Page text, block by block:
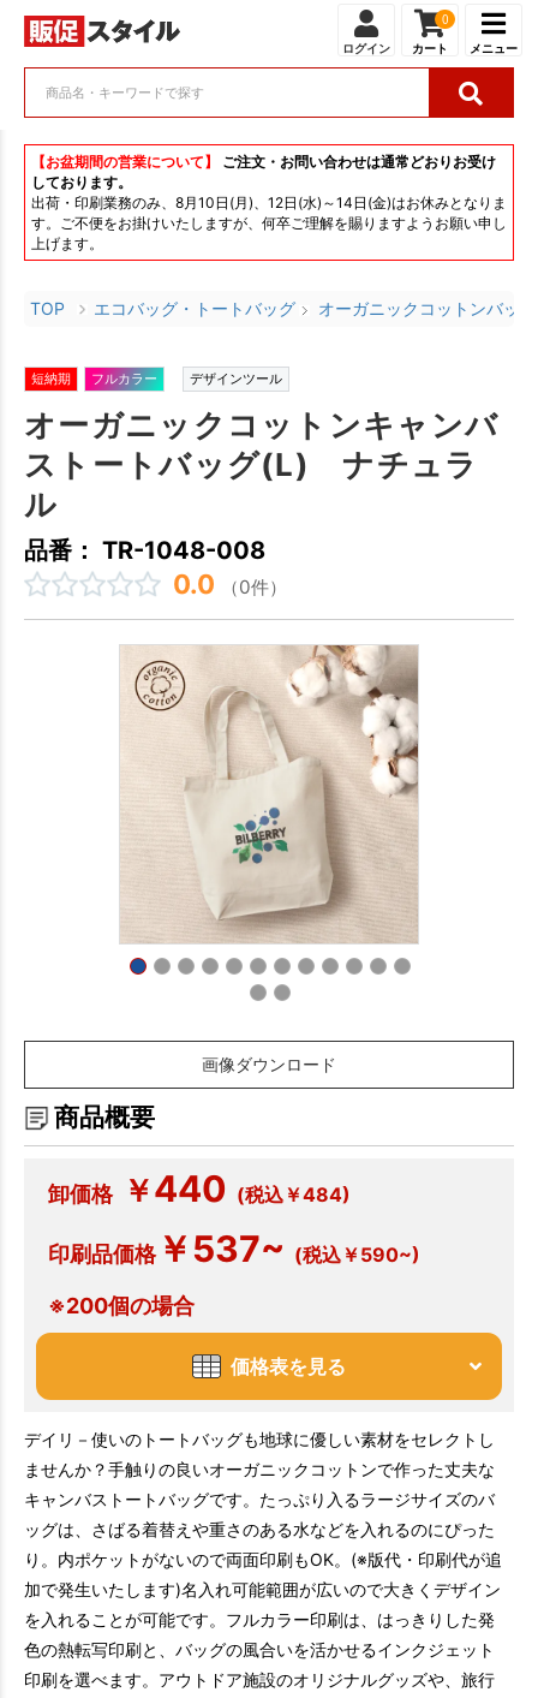
ログイン
0
カート メニュー
【お盆期間の営業について】
ご注文・お問い合わせは通常どおりお受け
しております。
出荷・印刷業務のみ、8月10日(月)、12日(水)～14日(金)はお休みとなりま
す。ご不便をお掛けいたしますが、何卒ご理解を賜りますようお願い申し
上げます。
TOP エコバッグ・トートバッグ オーガニックコットンバッグ
短納期 フルカラー デザインツール
オーガニックコットンキャンバ
ストートバッグ(L) ナチュラ
ル
品番： TR-1048-008
0.0 （0件）
画像ダウンロード
商品概要
卸価格 ￥440 (税込￥484)
印刷品価格￥537~ (税込￥590~)
※200個の場合
価格表を見る
デイリ－使いのトートバッグも地球に優しい素材をセレクトし
ませんか？手触りの良いオーガニックコットンで作った丈夫な
キャンバストートバッグです。たっぷり入るラージサイズのバ
ッグは、さばる着替えや重さのある水などを入れるのにぴった
り。内ポケットがないので両面印刷もOK。(※版代・印刷代が追
加で発生いたします)名入れ可能範囲が広いので大きくデザイン
を入れることが可能です。フルカラー印刷は、はっきりした発
色の熱転写印刷と、バッグの風合いを活かせるインクジェット
印刷を選べます。アウトドア施設のオリジナルグッズや、旅行